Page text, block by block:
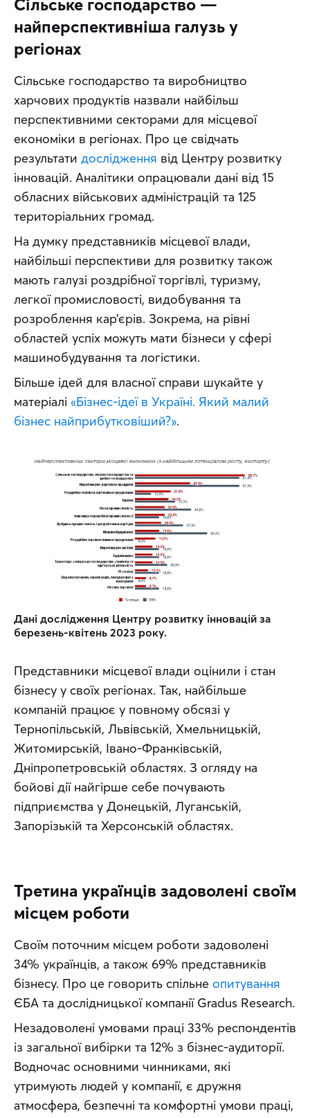
Сільське господарство —
найперспективніша галузь у
регіонах
Сільське господарство та виробництво
харчових продуктів назвали найбільш
перспективними секторами для місцевої
економіки в регіонах. Про це свідчать
результати дослідження від Центру розвитку
інновацій. Аналітики опрацювали дані від 15
обласних військових адміністрацій та 125
територіальних громад.
На думку представників місцевої влади,
найбільші перспективи для розвитку також
мають галузі роздрібної торгівлі, туризму,
легкої промисловості, видобування та
розроблення кар’єрів. Зокрема, на рівні
областей успіх можуть мати бізнеси у сфері
машинобудування та логістики.
Більше ідей для власної справи шукайте у
матеріалі «Бізнес-ідеї в Україні. Який малий
бізнес найприбутковіший?».
Дані дослідження Центру розвитку інновацій за
березень-квітень 2023 року.
Представники місцевої влади оцінили і стан
бізнесу у своїх регіонах. Так, найбільше
компаній працює у повному обсязі у
Тернопільській, Львівській, Хмельницькій,
Житомирській, Івано-Франківській,
Дніпропетровській областях. З огляду на
бойові дії найгірше себе почувають
підприємства у Донецькій, Луганській,
Запорізькій та Херсонській областях.
Третина українців задоволені своїм
місцем роботи
Своїм поточним місцем роботи задоволені
34% українців, а також 69% представників
бізнесу. Про це говорить спільне опитування
ЄБА та дослідницької компанії Gradus Research.
Незадоволені умовами праці 33% респондентів
із загальної вибірки та 12% з бізнес-аудиторії.
Водночас основними чинниками, які
утримують людей у компанії, є дружня
атмосфера, безпечні та комфортні умови праці,